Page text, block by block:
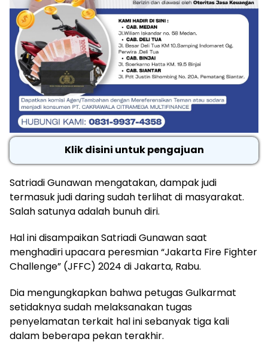
Klik disini untuk pengajuan
Satriadi Gunawan mengatakan, dampak judi
termasuk judi daring sudah terlihat di masyarakat.
Salah satunya adalah bunuh diri.
Hal ini disampaikan Satriadi Gunawan saat
menghadiri upacara peresmian “Jakarta Fire Fighter
Challenge” (JFFC) 2024 di Jakarta, Rabu.
Dia mengungkapkan bahwa petugas Gulkarmat
setidaknya sudah melaksanakan tugas
penyelamatan terkait hal ini sebanyak tiga kali
dalam beberapa pekan terakhir.